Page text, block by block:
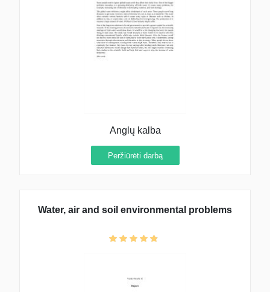
Anglų kalba
Peržiūrėti darbą
Water, air and soil environmental problems